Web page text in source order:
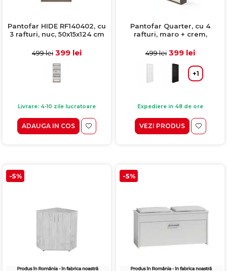
Pantofar HIDE RF140402, cu
3 rafturi, nuc, 50x15x124 cm
499 lei 399 lei
Livrare: 4-10 zile lucratoare
ADAUGA IN COS
Pantofar Quarter, cu 4
rafturi, maro + crem,
499 lei 399 lei
+1
Expediere in 48 de ore
VEZI PRODUS
-5% -5%